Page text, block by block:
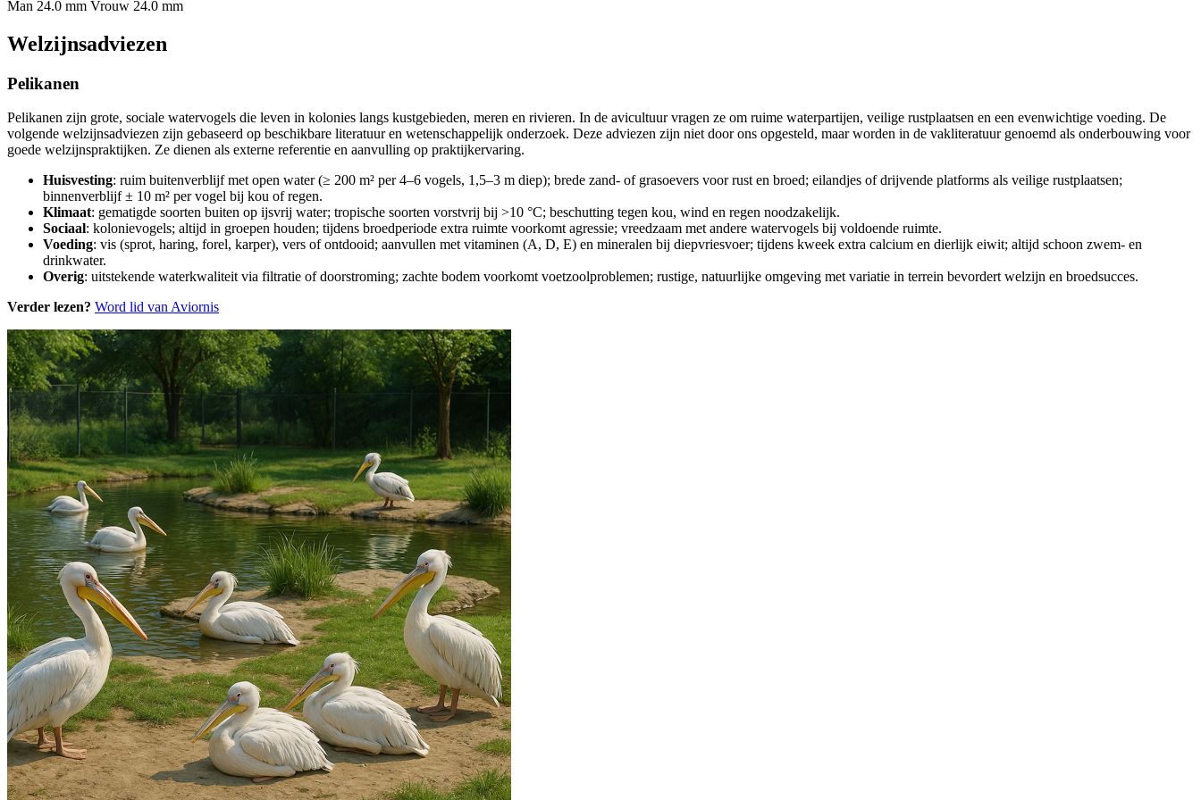
Man 24.0 mm Vrouw 24.0 mm
Welzijnsadviezen
Pelikanen
Pelikanen zijn grote, sociale watervogels die leven in kolonies langs kustgebieden, meren en rivieren. In de avicultuur vragen ze om ruime waterpartijen, veilige rustplaatsen en een evenwichtige voeding. De
volgende welzijnsadviezen zijn gebaseerd op beschikbare literatuur en wetenschappelijk onderzoek. Deze adviezen zijn niet door ons opgesteld, maar worden in de vakliteratuur genoemd als onderbouwing voor
goede welzijnspraktijken. Ze dienen als externe referentie en aanvulling op praktijkervaring.
Huisvesting: ruim buitenverblijf met open water (≥ 200 m² per 4–6 vogels, 1,5–3 m diep); brede zand- of grasoevers voor rust en broed; eilandjes of drijvende platforms als veilige rustplaatsen;
binnenverblijf ± 10 m² per vogel bij kou of regen.
Klimaat: gematigde soorten buiten op ijsvrij water; tropische soorten vorstvrij bij >10 °C; beschutting tegen kou, wind en regen noodzakelijk.
Sociaal: kolonievogels; altijd in groepen houden; tijdens broedperiode extra ruimte voorkomt agressie; vreedzaam met andere watervogels bij voldoende ruimte.
Voeding: vis (sprot, haring, forel, karper), vers of ontdooid; aanvullen met vitaminen (A, D, E) en mineralen bij diepvriesvoer; tijdens kweek extra calcium en dierlijk eiwit; altijd schoon zwem- en
drinkwater.
Overig: uitstekende waterkwaliteit via filtratie of doorstroming; zachte bodem voorkomt voetzoolproblemen; rustige, natuurlijke omgeving met variatie in terrein bevordert welzijn en broedsucces.
Verder lezen? Word lid van Aviornis